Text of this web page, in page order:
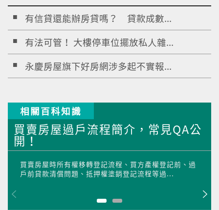
有信貸還能辦房貸嗎？ 貸款成數...
有法可管！ 大樓停車位擺放私人雜...
永慶房屋旗下好房網涉多起不實報...
相關百科知識
買賣房屋過戶流程簡介，常見QA公
開！
買賣房屋時所有權移轉登記流程、買方產權登記前、過
戶前貸款清償問題、抵押權塗銷登記流程等過...